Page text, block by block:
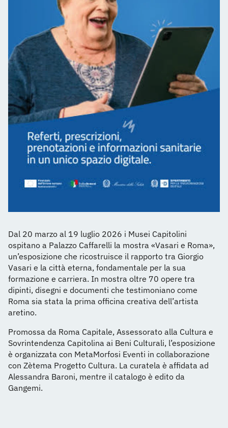
Dal 20 marzo al 19 luglio 2026 i Musei Capitolini
ospitano a Palazzo Caffarelli la mostra «Vasari e Roma»,
un’esposizione che ricostruisce il rapporto tra Giorgio
Vasari e la città eterna, fondamentale per la sua
formazione e carriera. In mostra oltre 70 opere tra
dipinti, disegni e documenti che testimoniano come
Roma sia stata la prima officina creativa dell’artista
aretino.
Promossa da Roma Capitale, Assessorato alla Cultura e
Sovrintendenza Capitolina ai Beni Culturali, l’esposizione
è organizzata con MetaMorfosi Eventi in collaborazione
con Zètema Progetto Cultura. La curatela è affidata ad
Alessandra Baroni, mentre il catalogo è edito da
Gangemi.